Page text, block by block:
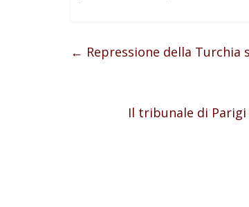
← Repressione della
Il tribunale di